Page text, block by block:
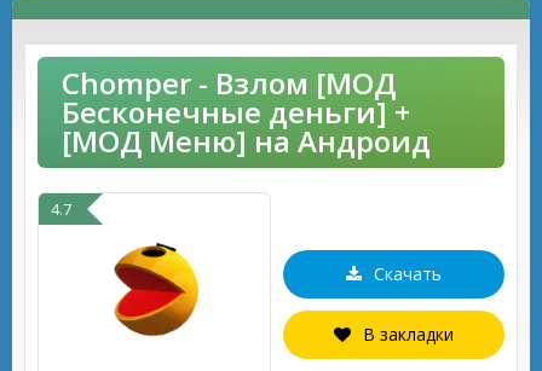
Chomper - Взлом [МОД
Бесконечные деньги] +
[МОД Меню] на Андроид
4.7
Скачать
В закладки